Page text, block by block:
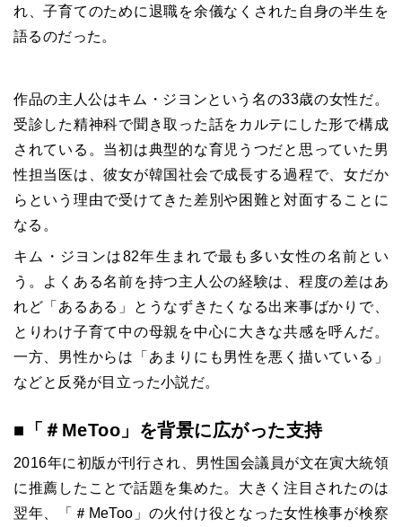
れ、子育てのために退職を余儀なくされた自身の半生を
語るのだった。
作品の主人公はキム・ジヨンという名の33歳の女性だ。
受診した精神科で聞き取った話をカルテにした形で構成
されている。当初は典型的な育児うつだと思っていた男
性担当医は、彼女が韓国社会で成長する過程で、女だか
らという理由で受けてきた差別や困難と対面することに
なる。
キム・ジヨンは82年生まれで最も多い女性の名前とい
う。よくある名前を持つ主人公の経験は、程度の差はあ
れど「あるある」とうなずきたくなる出来事ばかりで、
とりわけ子育て中の母親を中心に大きな共感を呼んだ。
一方、男性からは「あまりにも男性を悪く描いている」
などと反発が目立った小説だ。
■「＃ MeToo 」を背景に広がった支持
2016年に初版が刊行され、男性国会議員が文在寅大統領
に推薦したことで話題を集めた。大きく注目されたのは
翌年、「＃ MeToo 」の火付け役となった女性検事が検察